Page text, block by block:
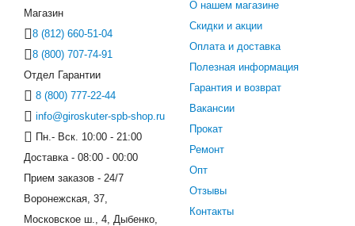
Магазин
8 (812) 660-51-04
8 (800) 707-74-91
Отдел Гарантии
8 (800) 777-22-44
info@giroskuter-spb-shop.ru
Пн.- Вск. 10:00 - 21:00
Доставка - 08:00 - 00:00
Прием заказов - 24/7
Воронежская, 37,
Московское ш., 4, Дыбенко,
О нашем магазине
Скидки и акции
Оплата и доставка
Полезная информация
Гарантия и возврат
Вакансии
Прокат
Ремонт
Опт
Отзывы
Контакты